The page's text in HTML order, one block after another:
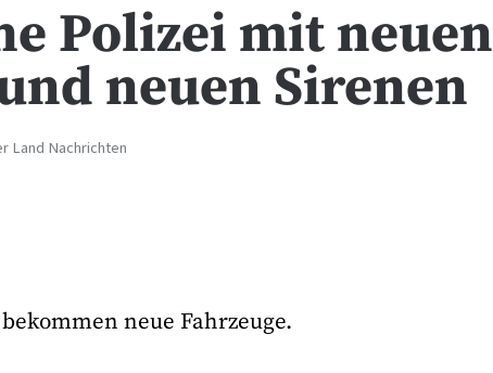
Polizei mit neuen
neuen Sirenen
Land Nachrichten
neue Fahrzeuge.